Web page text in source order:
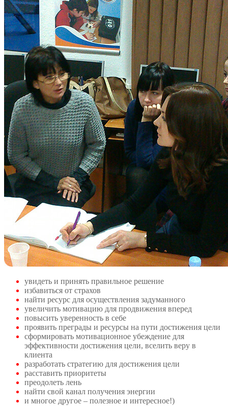
увидеть и принять правильное решение
избавиться от страхов
найти ресурс для осуществления задуманного
увеличить мотивацию для продвижения вперед
повысить уверенность в себе
проявить преграды и ресурсы на пути достижения цели
сформировать мотивационное убеждение для
эффективности достижения цели, вселить веру в
клиента
разработать стратегию для достижения цели
расставить приоритеты
преодолеть лень
найти свой канал получения энергии
и многое другое – полезное и интересное!)